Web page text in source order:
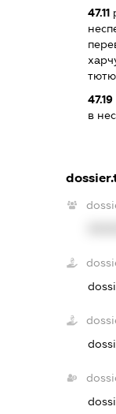
47.11
47.19
в